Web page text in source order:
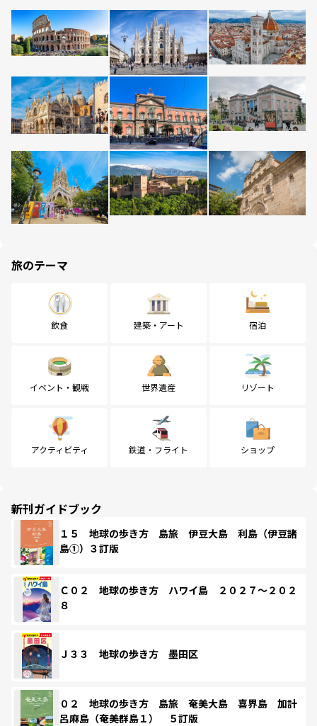
旅のテーマ
飲食 建築・アート 宿泊
イベント・観戦 世界遺産 リゾート
アクティビティ 鉄道・フライト ショップ
新刊ガイドブック
１５ 地球の歩き方 島旅 伊豆大島 利島（伊豆諸
島①）３訂版
Ｃ０２ 地球の歩き方 ハワイ島 ２０２７～２０２
８
Ｊ３３ 地球の歩き方 墨田区
０２ 地球の歩き方 島旅 奄美大島 喜界島 加計
呂麻島（奄美群島１） ５訂版